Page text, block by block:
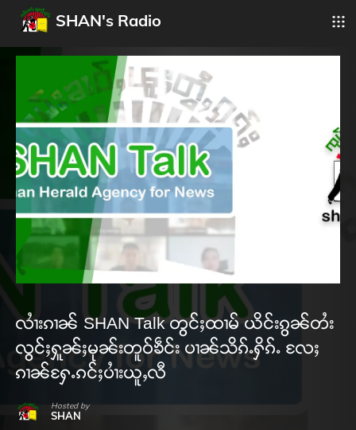
SHAN's Radio
လၢႆးၵၢၼ် SHAN Talk တွင်ႈထၢမ် ယိင်းၵွၼ်တႆး
လွင်ႈႁူၼ်ႈမုၼ်းတူဝ်ၶဵင်း ပၢၼ်သိၵ်ႉႁိၵ်ႉ လႄႈ
ၵၢၼ်ႁႄႉၵင်ႈပၢႆးယူႇလီ
Hosted by
SHAN